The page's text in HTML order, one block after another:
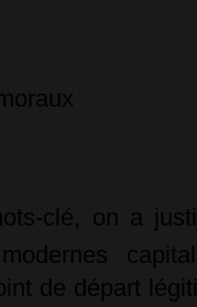
clé, on a
de départ